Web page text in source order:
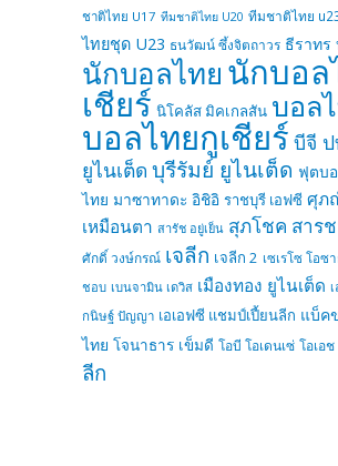
ชาติไทย U17 ทีมชาติไทย U20 ทีมชาติไทย
ไทยชุด U23 ธนวัฒน์ ซึ้งจิตถาวร ธีราท
นักบอลไทยนักบอล
เชียร์ นิโคลัส มิคเกลสัน บอล
บอลไทยกูเชียร์ บีจี
ยูไนเต็ด บุรีรัมย์ ยูไนเต็ด ฟุตบ
ไทย มาซาทาดะ อิชิอิ ราชบุรี เอฟซี ศุภ
เหมือนตา สารัช อยู่เย็น สุภโชค สาร
ศักดิ์ วงษ์กรณ์ เจลีก เจลีก 2 เซเรโซ โอซ
ชอบ เบนจามิน เดวิส เมืองทอง ยูไนเต็ด
กนิษฐ์ ปัญญา เอเอฟซี แชมป์เปี้ยนลีก แบ็ค
ไทย โจนาธาร เข็มดี โอบี โอเดนเซ่ โอเอ
ลีก